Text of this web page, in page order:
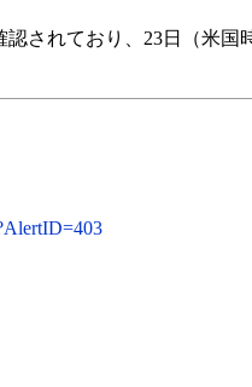
されており、23日（米国